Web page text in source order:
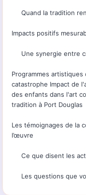
Quand la tradition
Impacts positifs
Une synergie entre
Programmes
catastrophe Impact de
des enfants dans l'art
tradition à Port Douglas
Les témoignages de la
l’œuvre
Ce que disent les
Les questions que